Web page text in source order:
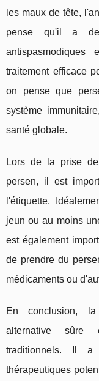
les maux de tête,
pense qu'il a des
traitement efficace
on pense que
système
santé globale.
Lors de la prise
persen, il est
l'étiquette.
jeun ou au moins
est également
de prendre du
médicaments ou
En conclusion,
alternative sûre
traditionnels. Il a
thérapeutiques